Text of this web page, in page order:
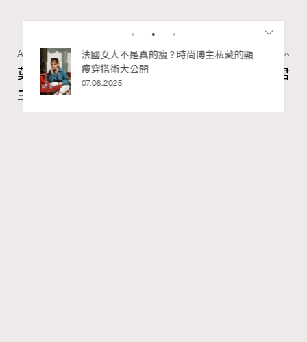
Art 60 views
莫扎特16歲歌劇神作！非凡美樂帶來《獨裁君
主斯拉》香港首演重現古羅馬政治風暴
的顯
別再用酒精消毒皮革！6個清潔手袋小技
巧，讓你更愛惜你的手袋
02.06.2025